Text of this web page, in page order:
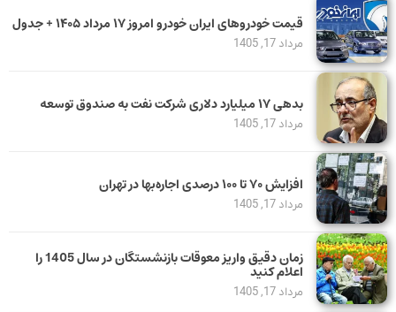
قیمت خودرو‌های ایران خودرو امروز ۱۷ مرداد ۱۴۰۵ + جدول
مرداد 17, 1405
بدهی ١٧ میلیارد دلاری شرکت نفت به صندوق توسعه
مرداد 17, 1405
افزایش ۷۰ تا ۱۰۰ درصدی اجاره‌بها در تهران
مرداد 17, 1405
زمان دقیق واریز معوقات بازنشستگان در سال 1405 را
اعلام کنید
مرداد 17, 1405